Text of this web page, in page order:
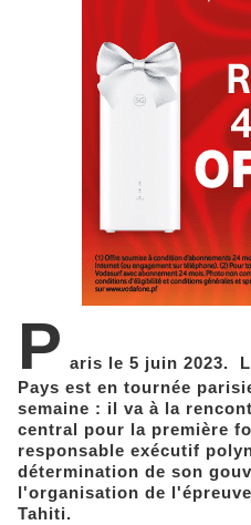
P aris le 5 juin 2023.
Pays est en tournée
semaine : il va à la
central pour la première
responsable exécutif
détermination de son
l'organisation de
Tahiti.